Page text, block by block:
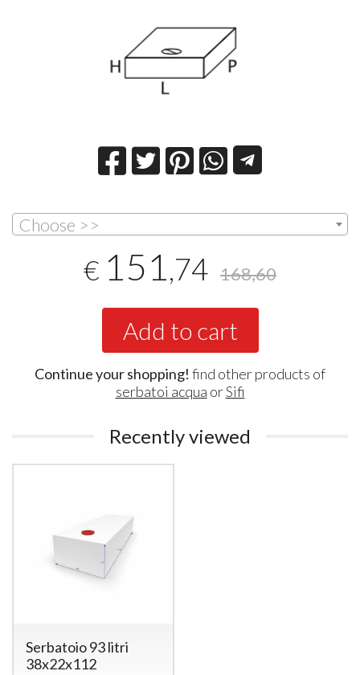
Choose >>
€ 151 ,74 168,60
Add to cart
Continue your shopping! find other products of
serbatoi acqua orSifi
Recently viewed
Serbatoio 93 litri
38x22x112